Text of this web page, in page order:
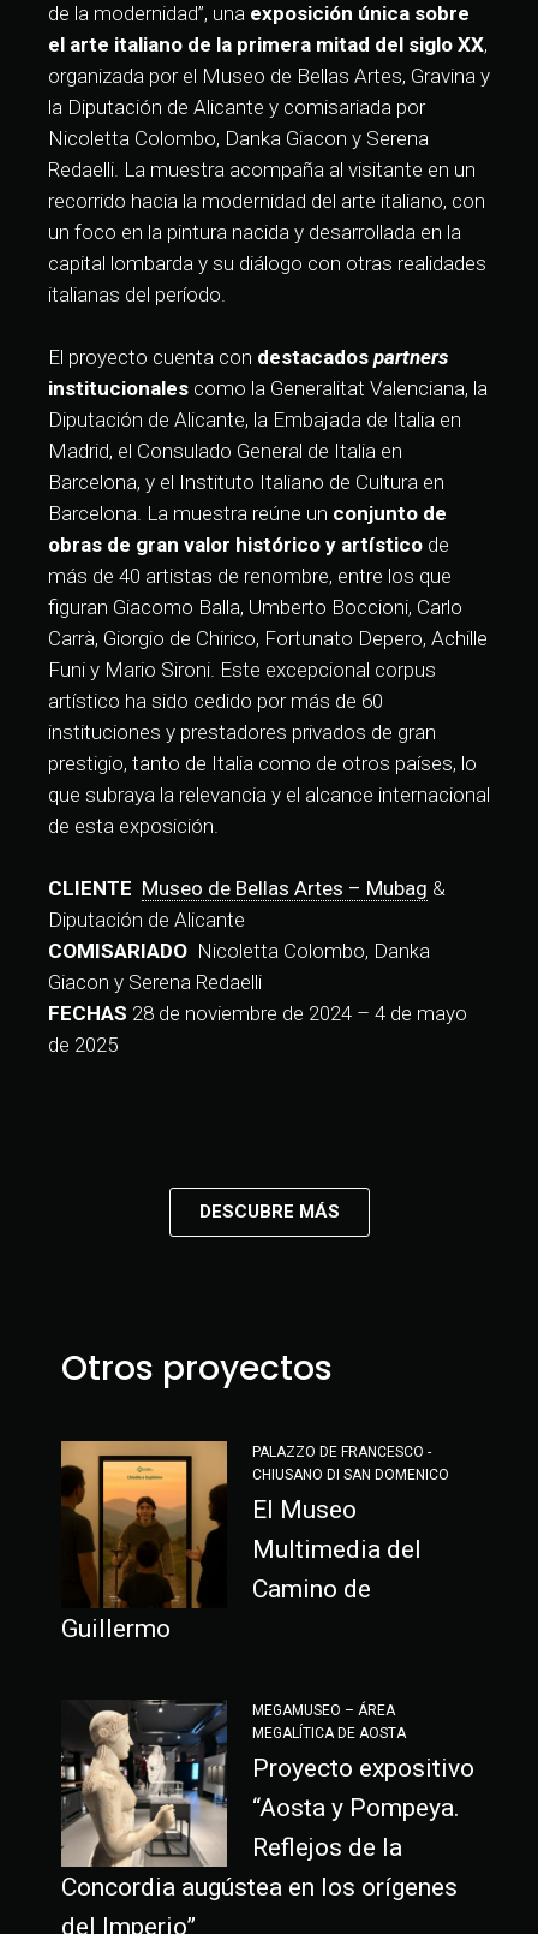
de la modernidad”, una exposición única sobre
el arte italiano de la primera mitad del siglo XX,
organizada por el Museo de Bellas Artes, Gravina y
la Diputación de Alicante y comisariada por
Nicoletta Colombo, Danka Giacon y Serena
Redaelli. La muestra acompaña al visitante en un
recorrido hacia la modernidad del arte italiano, con
un foco en la pintura nacida y desarrollada en la
capital lombarda y su diálogo con otras realidades
italianas del período.
El proyecto cuenta con destacados partners
institucionales como la Generalitat Valenciana, la
Diputación de Alicante, la Embajada de Italia en
Madrid, el Consulado General de Italia en
Barcelona, y el Instituto Italiano de Cultura en
Barcelona. La muestra reúne un conjunto de
obras de gran valor histórico y artístico de
más de 40 artistas de renombre, entre los que
figuran Giacomo Balla, Umberto Boccioni, Carlo
Carrà, Giorgio de Chirico, Fortunato Depero, Achille
Funi y Mario Sironi. Este excepcional corpus
artístico ha sido cedido por más de 60
instituciones y prestadores privados de gran
prestigio, tanto de Italia como de otros países, lo
que subraya la relevancia y el alcance internacional
de esta exposición.
CLIENTE Museo de Bellas Artes – Mubag &
Diputación de Alicante
COMISARIADO Nicoletta Colombo, Danka
Giacon y Serena Redaelli
FECHAS 28 de noviembre de 2024 – 4 de mayo
de 2025
DESCUBRE MÁS
Otros proyectos
PALAZZO DE FRANCESCO -
CHIUSANO DI SAN DOMENICO
El Museo
Multimedia del
Camino de
Guillermo
MEGAMUSEO – ÁREA
MEGALÍTICA DE AOSTA
Proyecto expositivo
“Aosta y Pompeya.
Reflejos de la
Concordia augústea en los orígenes
del Imperio”